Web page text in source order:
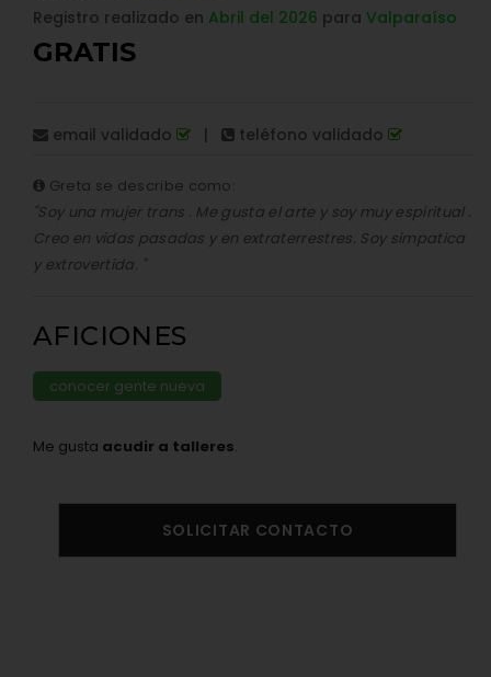
Registro realizado en Abril del 2026 para Valparaíso
GRATIS
email validado | teléfono validado
Greta se describe como:
"Soy una mujer trans . Me gusta el arte y soy muy espiritual .
Creo en vidas pasadas y en extraterrestres. Soy simpatica
y extrovertida. "
AFICIONES
conocer gente nueva
Me gusta acudir a talleres.
SOLICITAR CONTACTO